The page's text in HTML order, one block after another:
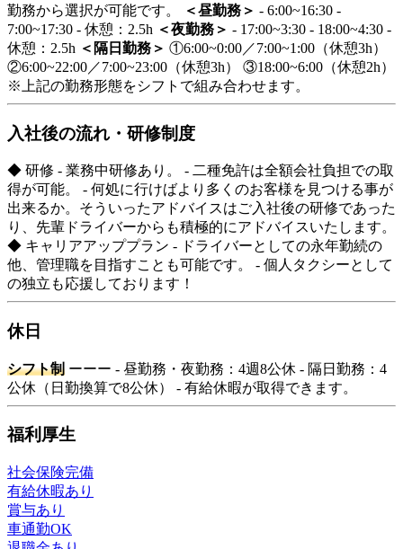
勤務から選択が可能です。
＜昼勤務＞ - 6:00~16:30 -
7:00~17:30 - 休憩：2.5h ＜夜勤務＞ - 17:00~3:30 - 18:00~4:30 -
休憩：2.5h ＜隔日勤務＞ ①6:00~0:00／7:00~1:00（休憩3h）
②6:00~22:00／7:00~23:00（休憩3h） ③18:00~6:00（休憩2h）
※上記の勤務形態をシフトで組み合わせます。
入社後の流れ・研修制度
◆ 研修 - 業務中研修あり。 - 二種免許は全額会社負担での取
得が可能。 - 何処に行けばより多くのお客様を見つける事が
出来るか。そういったアドバイスはご入社後の研修であった
り、先輩ドライバーからも積極的にアドバイスいたします。
◆ キャリアアッププラン - ドライバーとしての永年勤続の
他、管理職を目指すことも可能です。 - 個人タクシーとして
の独立も応援しております！
休日
シフト制 ーーー - 昼勤務・夜勤務：4週8公休 - 隔日勤務：4
公休（日勤換算で8公休） - 有給休暇が取得できます。
福利厚生
社会保険完備
有給休暇あり
賞与あり
車通勤OK